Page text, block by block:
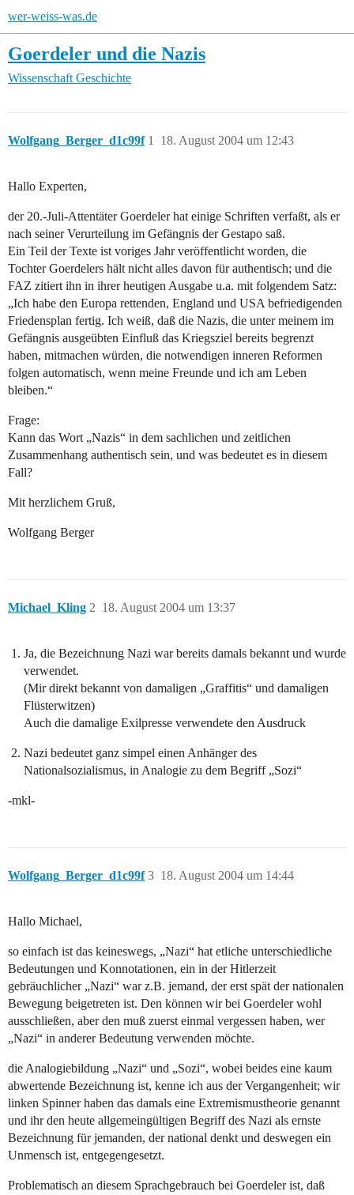
wer-weiss-was.de
Goerdeler und die Nazis
Wissenschaft Geschichte
Wolfgang_Berger_d1c99f 18. August 2004 um 12:43
1
Hallo Experten,
der 20.-Juli-Attentäter Goerdeler hat einige Schriften verfaßt, als er
nach seiner Verurteilung im Gefängnis der Gestapo saß.
Ein Teil der Texte ist voriges Jahr veröffentlicht worden, die
Tochter Goerdelers hält nicht alles davon für authentisch; und die
FAZ zitiert ihn in ihrer heutigen Ausgabe u.a. mit folgendem Satz:
„Ich habe den Europa rettenden, England und USA befriedigenden
Friedensplan fertig. Ich weiß, daß die Nazis, die unter meinem im
Gefängnis ausgeübten Einfluß das Kriegsziel bereits begrenzt
haben, mitmachen würden, die notwendigen inneren Reformen
folgen automatisch, wenn meine Freunde und ich am Leben
bleiben.“
Frage:
Kann das Wort „Nazis“ in dem sachlichen und zeitlichen
Zusammenhang authentisch sein, und was bedeutet es in diesem
Fall?
Mit herzlichem Gruß,
Wolfgang Berger
Michael_Kling 18. August 2004 um 13:37
2
Ja, die Bezeichnung Nazi war bereits damals bekannt und wurde
verwendet.
(Mir direkt bekannt von damaligen „Graffitis“ und damaligen
Flüsterwitzen)
Auch die damalige Exilpresse verwendete den Ausdruck
Nazi bedeutet ganz simpel einen Anhänger des
Nationalsozialismus, in Analogie zu dem Begriff „Sozi“
-mkl-
Wolfgang_Berger_d1c99f 18. August 2004 um 14:44
3
Hallo Michael,
so einfach ist das keineswegs, „Nazi“ hat etliche unterschiedliche
Bedeutungen und Konnotationen, ein in der Hitlerzeit
gebräuchlicher „Nazi“ war z.B. jemand, der erst spät der nationalen
Bewegung beigetreten ist. Den können wir bei Goerdeler wohl
ausschließen, aber den muß zuerst einmal vergessen haben, wer
„Nazi“ in anderer Bedeutung verwenden möchte.
die Analogiebildung „Nazi“ und „Sozi“, wobei beides eine kaum
abwertende Bezeichnung ist, kenne ich aus der Vergangenheit; wir
linken Spinner haben das damals eine Extremismustheorie genannt
und ihr den heute allgemeingültigen Begriff des Nazi als ernste
Bezeichnung für jemanden, der national denkt und deswegen ein
Unmensch ist, entgegengesetzt.
Problematisch an diesem Sprachgebrauch bei Goerdeler ist, daß